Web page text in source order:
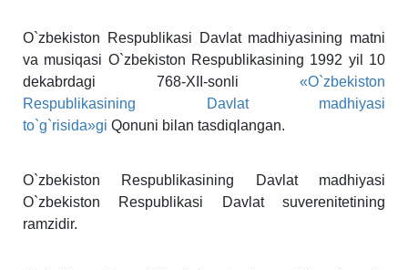
O`zbekiston Respublikasi Davlat madhiyasining matni
va musiqasi O`zbekiston Respublikasining 1992 yil 10
dekabrdagi 768-XII-sonli «O`zbekiston
Respublikasining Davlat madhiyasi
to`g`risida»gi Qonuni bilan tasdiqlangan.
O`zbekiston Respublikаsining Dаvlаt mаdhiyasi
O`zbekiston Respublikаsi Dаvlаt suverenitetining
rаmzidir.